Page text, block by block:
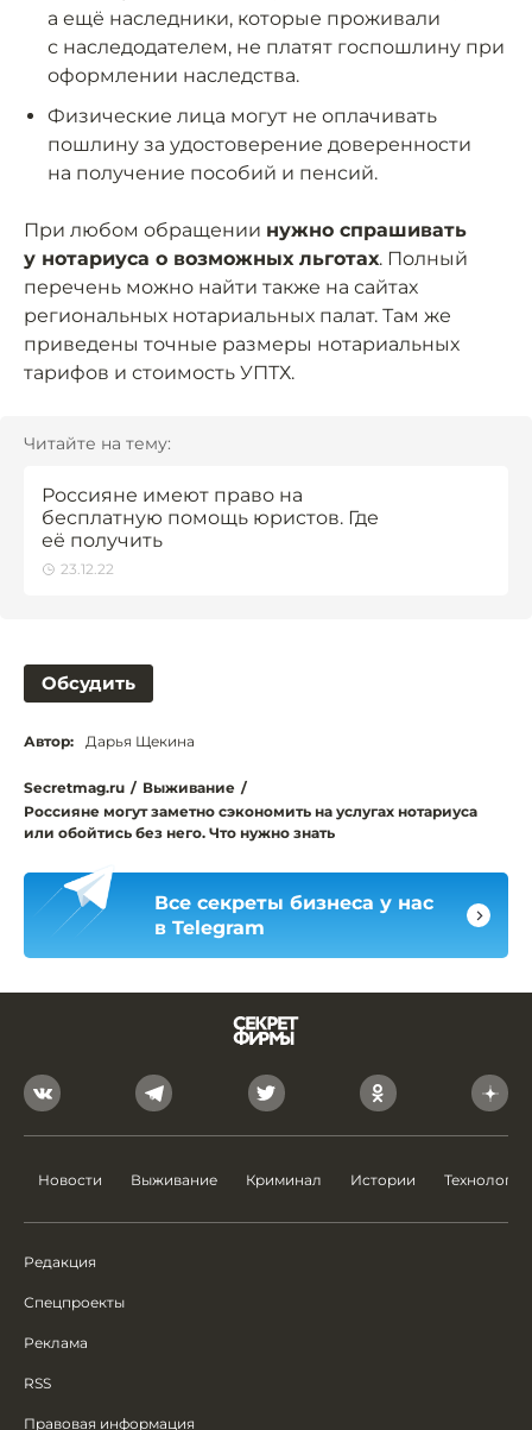
а ещё наследники, которые проживали
с наследодателем, не платят госпошлину при
оформлении наследства.
Физические лица могут не оплачивать
пошлину за удостоверение доверенности
на получение пособий и пенсий.
При любом обращении нужно спрашивать
у нотариуса о возможных льготах. Полный
перечень можно найти также на сайтах
региональных нотариальных палат. Там же
приведены точные размеры нотариальных
тарифов и стоимость УПТХ.
Читайте на тему:
Россияне имеют право на
бесплатную помощь юристов. Где
её получить
23.12.22
Обсудить
Автор: Дарья Щекина
Secretmag.ru / Выживание /
Россияне могут заметно сэкономить на услугах нотариуса
или обойтись без него. Что нужно знать
Все секреты бизнеса у нас
в Telegram
Новости Выживание Криминал Истории Технологии
Редакция
Спецпроекты
Реклама
RSS
Правовая информация